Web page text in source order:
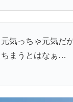
元気っちゃ元気だ
まうとはなぁ…